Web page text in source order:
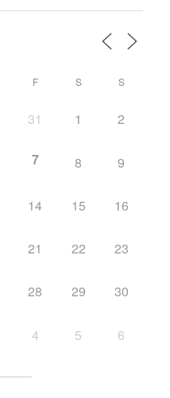
F S S
31 1 2
7 8 9
14 15 16
21 22 23
28 29 30
4 5 6